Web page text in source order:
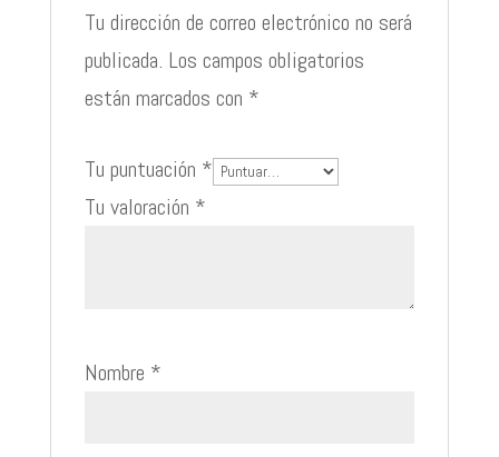
Tu dirección de correo electrónico no será
publicada. Los campos obligatorios
están marcados con *
Tu puntuación *
Tu valoración *
Nombre *